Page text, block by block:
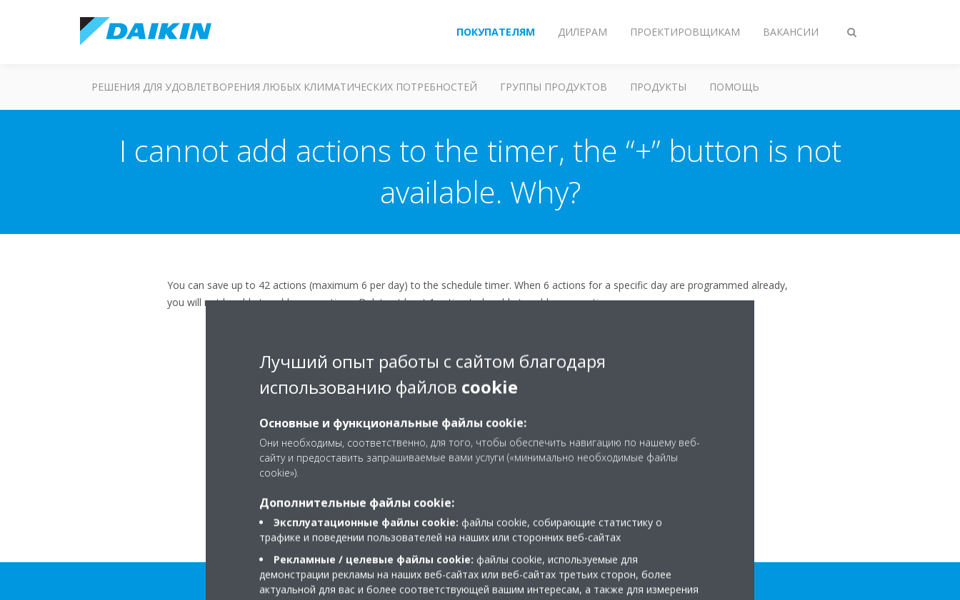
Переключить
ПОКУПАТЕЛЯМ ДИЛЕРАМ ПРОЕКТИРОВЩИКАМ ВАКАНСИИ
РЕШЕНИЯ ДЛЯ УДОВЛЕТВОРЕНИЯ ЛЮБЫХ КЛИМАТИЧЕСКИХ ПОТРЕБНОСТЕЙ ГРУППЫ ПРОДУКТОВ ПРОДУКТЫ ПОМОЩЬ
I cannot add actions to the timer, the “+” button is not
available. Why?
You can save up to 42 actions (maximum 6 per day) to the schedule timer. When 6 actions for a specific day are programmed already,
you will not be able to add more actions. Delete at least 1 action to be able to add a new action.
Лучший опыт работы с сайтом благодаря
использованию файлов cookie
Основные и функциональные файлы cookie:
Они необходимы, соответственно, для того, чтобы обеспечить навигацию по нашему веб-
сайту и предоставить запрашиваемые вами услуги («минимально необходимые файлы
cookie»).
Дополнительные файлы cookie:
Эксплуатационные файлы cookie: файлы cookie, собирающие статистику о
трафике и поведении пользователей на наших или сторонних веб-сайтах
Рекламные / целевые файлы cookie: файлы cookie, используемые для
демонстрации рекламы на наших веб-сайтах или веб-сайтах третьих сторон, более
актуальной для вас и более соответствующей вашим интересам, а также для измерения